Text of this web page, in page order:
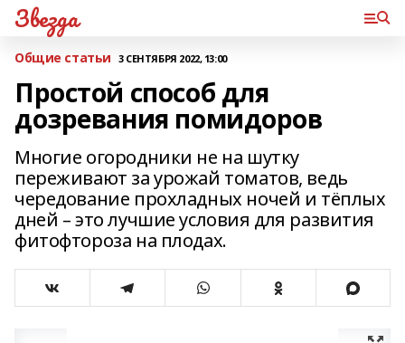
Звезда
Общие статьи 3 СЕНТЯБРЯ 2022, 13:00
Простой способ для
дозревания помидоров
Многие огородники не на шутку
переживают за урожай томатов, ведь
чередование прохладных ночей и тёплых
дней – это лучшие условия для развития
фитофтороза на плодах.